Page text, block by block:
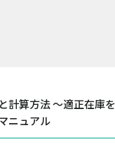
計算方法 ～適正在庫
ニュアル